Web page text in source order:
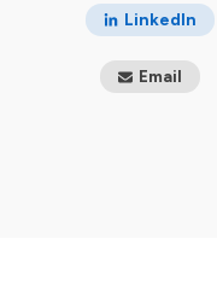
certains appellent
plonge dans les
LinkedIn
Email